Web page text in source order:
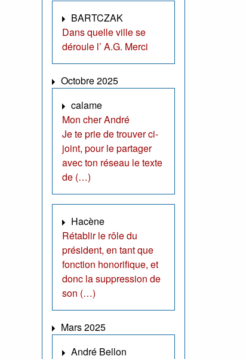
BARTCZAK
Dans quelle ville se
déroule l’ A.G. Merci
Octobre 2025
calame
Mon cher André
Je te prie de trouver ci-
joint, pour le partager
avec ton réseau le texte
de (…)
Hacène
Rétablir le rôle du
président, en tant que
fonction honorifique, et
donc la suppression de
son (…)
Mars 2025
André Bellon